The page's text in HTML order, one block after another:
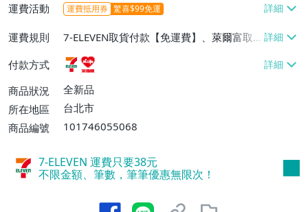
運費活動 運費抵用券 驚喜$99免運
運費規則
7-ELEVEN取貨付款【免運費】、萊爾富取
貨付款【免運費】
付款方式
商品狀況
全新品
所在地區
台北市
商品編號
101746055068
7-ELEVEN 運費只要38元
不限金額、筆數，筆筆優惠無限次！